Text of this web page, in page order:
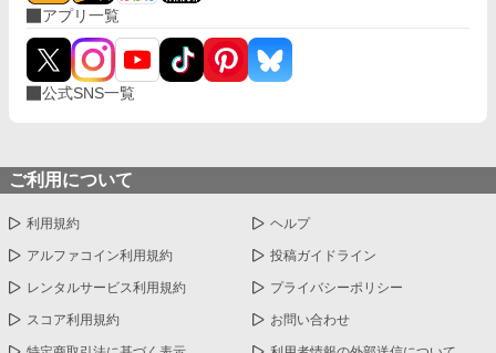
アプリ一覧
公式SNS一覧
ご利用について
利用規約 ヘルプ
アルファコイン利用規約 投稿ガイドライン
レンタルサービス利用規約 プライバシーポリシー
スコア利用規約 お問い合わせ